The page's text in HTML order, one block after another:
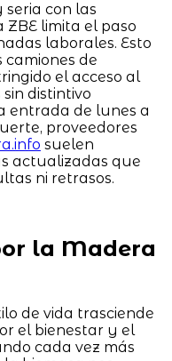
con las
ZBE limita el paso
laborales. Esto
de
el acceso al
distintivo
entrada de lunes a
proveedores
suelen
actualizadas que
ni retrasos.
la Madera
de vida trasciende
el bienestar y el
cada vez más